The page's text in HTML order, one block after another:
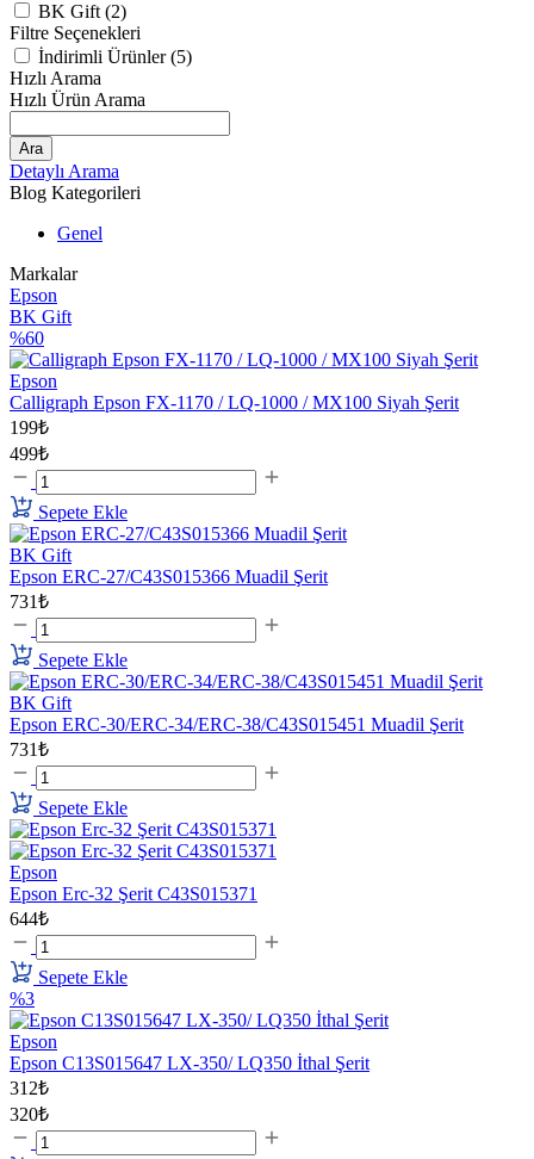
BK Gift (2)
Filtre Seçenekleri
İndirimli Ürünler (5)
Hızlı Arama
Hızlı Ürün Arama
Ara
Detaylı Arama
Blog Kategorileri
Genel
Markalar
Epson
BK Gift
%60
Epson
Calligraph Epson FX-1170 / LQ-1000 / MX100 Siyah Şerit
199₺
499₺
Sepete Ekle
BK Gift
Epson ERC-27/C43S015366 Muadil Şerit
731₺
Sepete Ekle
BK Gift
Epson ERC-30/ERC-34/ERC-38/C43S015451 Muadil Şerit
731₺
Sepete Ekle
Epson
Epson Erc-32 Şerit C43S015371
644₺
Sepete Ekle
%3
Epson
Epson C13S015647 LX-350/ LQ350 İthal Şerit
312₺
320₺